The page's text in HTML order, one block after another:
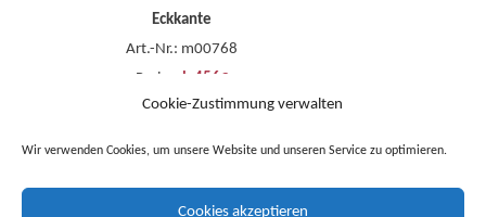
Cookie-Zustimmung verwalten
Wir verwenden Cookies, um unsere Website und unseren Service zu optimieren.
Cookies akzeptieren
Eckkante
Art.-Nr.: m00768
Preis:
ab 456€